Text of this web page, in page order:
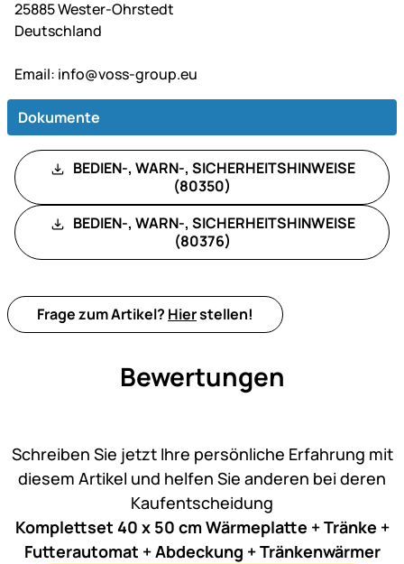
25885 Wester-Ohrstedt
Deutschland
Email: info@voss-group.eu
Dokumente
BEDIEN-, WARN-, SICHERHEITSHINWEISE
(80350)
BEDIEN-, WARN-, SICHERHEITSHINWEISE
(80376)
Frage zum Artikel? Hierstellen!
Bewertungen
Schreiben Sie jetzt Ihre persönliche Erfahrung mit
diesem Artikel und helfen Sie anderen bei deren
Kaufentscheidung
Komplettset 40 x 50 cm Wärmeplatte + Tränke +
Futterautomat + Abdeckung + Tränkenwärmer